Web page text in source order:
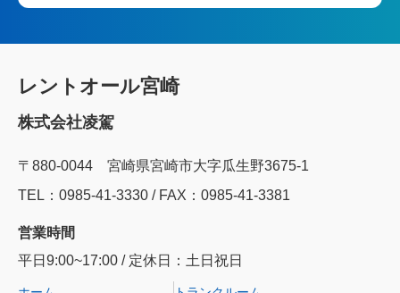
レントオール宮崎
株式会社凌駕
〒880-0044 宮崎県宮崎市大字瓜生野3675-1
TEL：0985‐41‐3330 / FAX：0985-41-3381
営業時間
平日9:00~17:00 / 定休日：土日祝日